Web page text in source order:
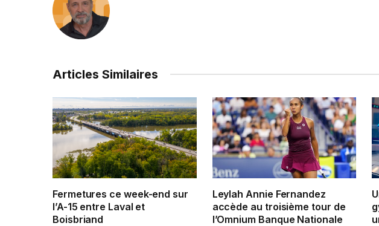
Articles Similaires
Fermetures ce week-end sur
l’A-15 entre Laval et
Boisbriand
Leylah Annie Fernandez
accède au troisième tour de
l’Omnium Banque Nationale